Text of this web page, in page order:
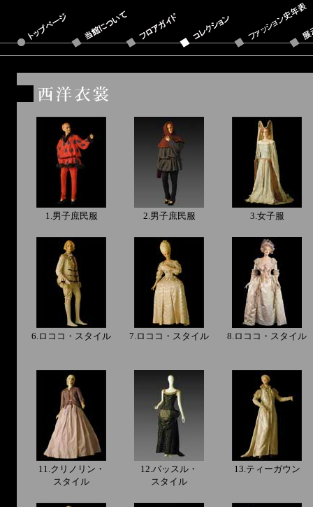
1.男子庶民服 2.男子庶民服 3.女子服
6.ロココ・スタイル 7.ロココ・スタイル 8.ロココ・スタイル
11.クリノリン・
スタイル
12.バッスル・
スタイル
13.ティーガウン